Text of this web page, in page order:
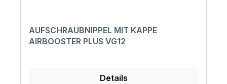
AUFSCHRAUBNIPPEL MIT KAPPE
AIRBOOSTER PLUS VG12
Details